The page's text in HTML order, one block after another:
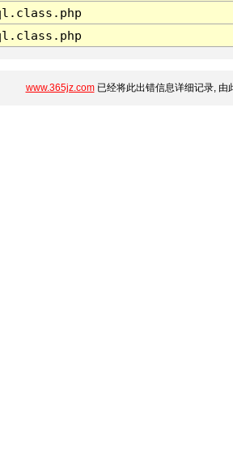
www.365jz.com已经将此出错信息详细记录, 由